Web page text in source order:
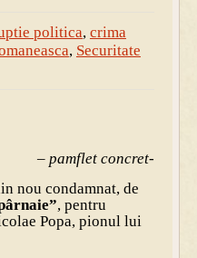
politica, crima
, Securitate
– pamflet concret-
nou condamnat, de
, pentru
Popa, pionul lui